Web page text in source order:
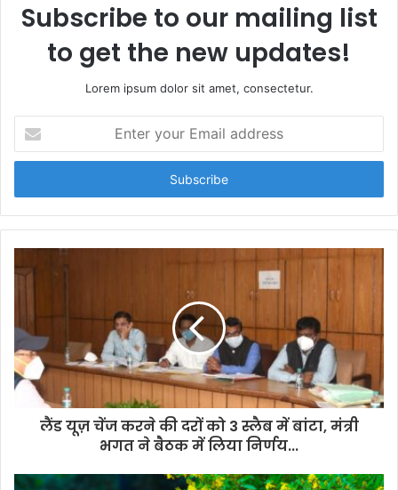
Subscribe to our mailing list
to get the new updates!
Lorem ipsum dolor sit amet, consectetur.
t
r
y
r
a
i
l
a
s
लैंड यूज़ चेंज करने की दरों को 3 स्लैब में बांटा, मंत्री
भगत ने बैठक में लिया निर्णय...